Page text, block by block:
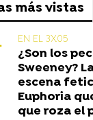
más vistas
EN EL 3X05
¿Son los
Sweeney?
escena
Euphoria
que roza el